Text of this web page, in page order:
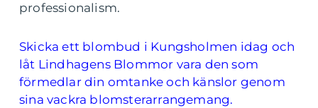
professionalism.
Skicka ett blombud i Kungsholmen idag och
låt Lindhagens Blommor vara den som
förmedlar din omtanke och känslor genom
sina vackra blomsterarrangemang.